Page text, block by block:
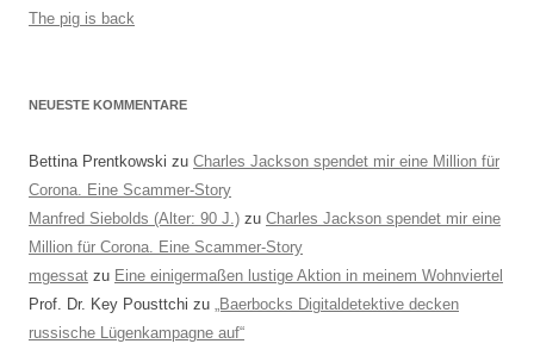
The pig is back
NEUESTE KOMMENTARE
Bettina Prentkowski zu Charles Jackson spendet mir eine Million für
Corona. Eine Scammer-Story
Manfred Siebolds (Alter: 90 J.) zu Charles Jackson spendet mir eine
Million für Corona. Eine Scammer-Story
mgessat zu Eine einigermaßen lustige Aktion in meinem Wohnviertel
Prof. Dr. Key Pousttchi zu
„Baerbocks Digitaldetektive decken
russische Lügenkampagne auf“